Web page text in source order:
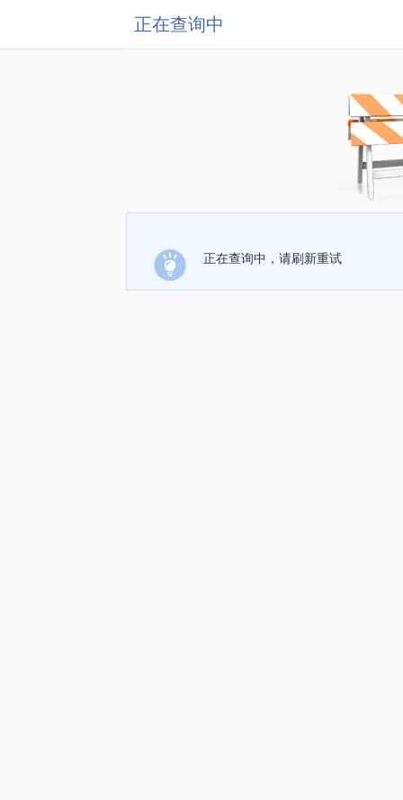
正在查询中
正在查询中，请刷新重试